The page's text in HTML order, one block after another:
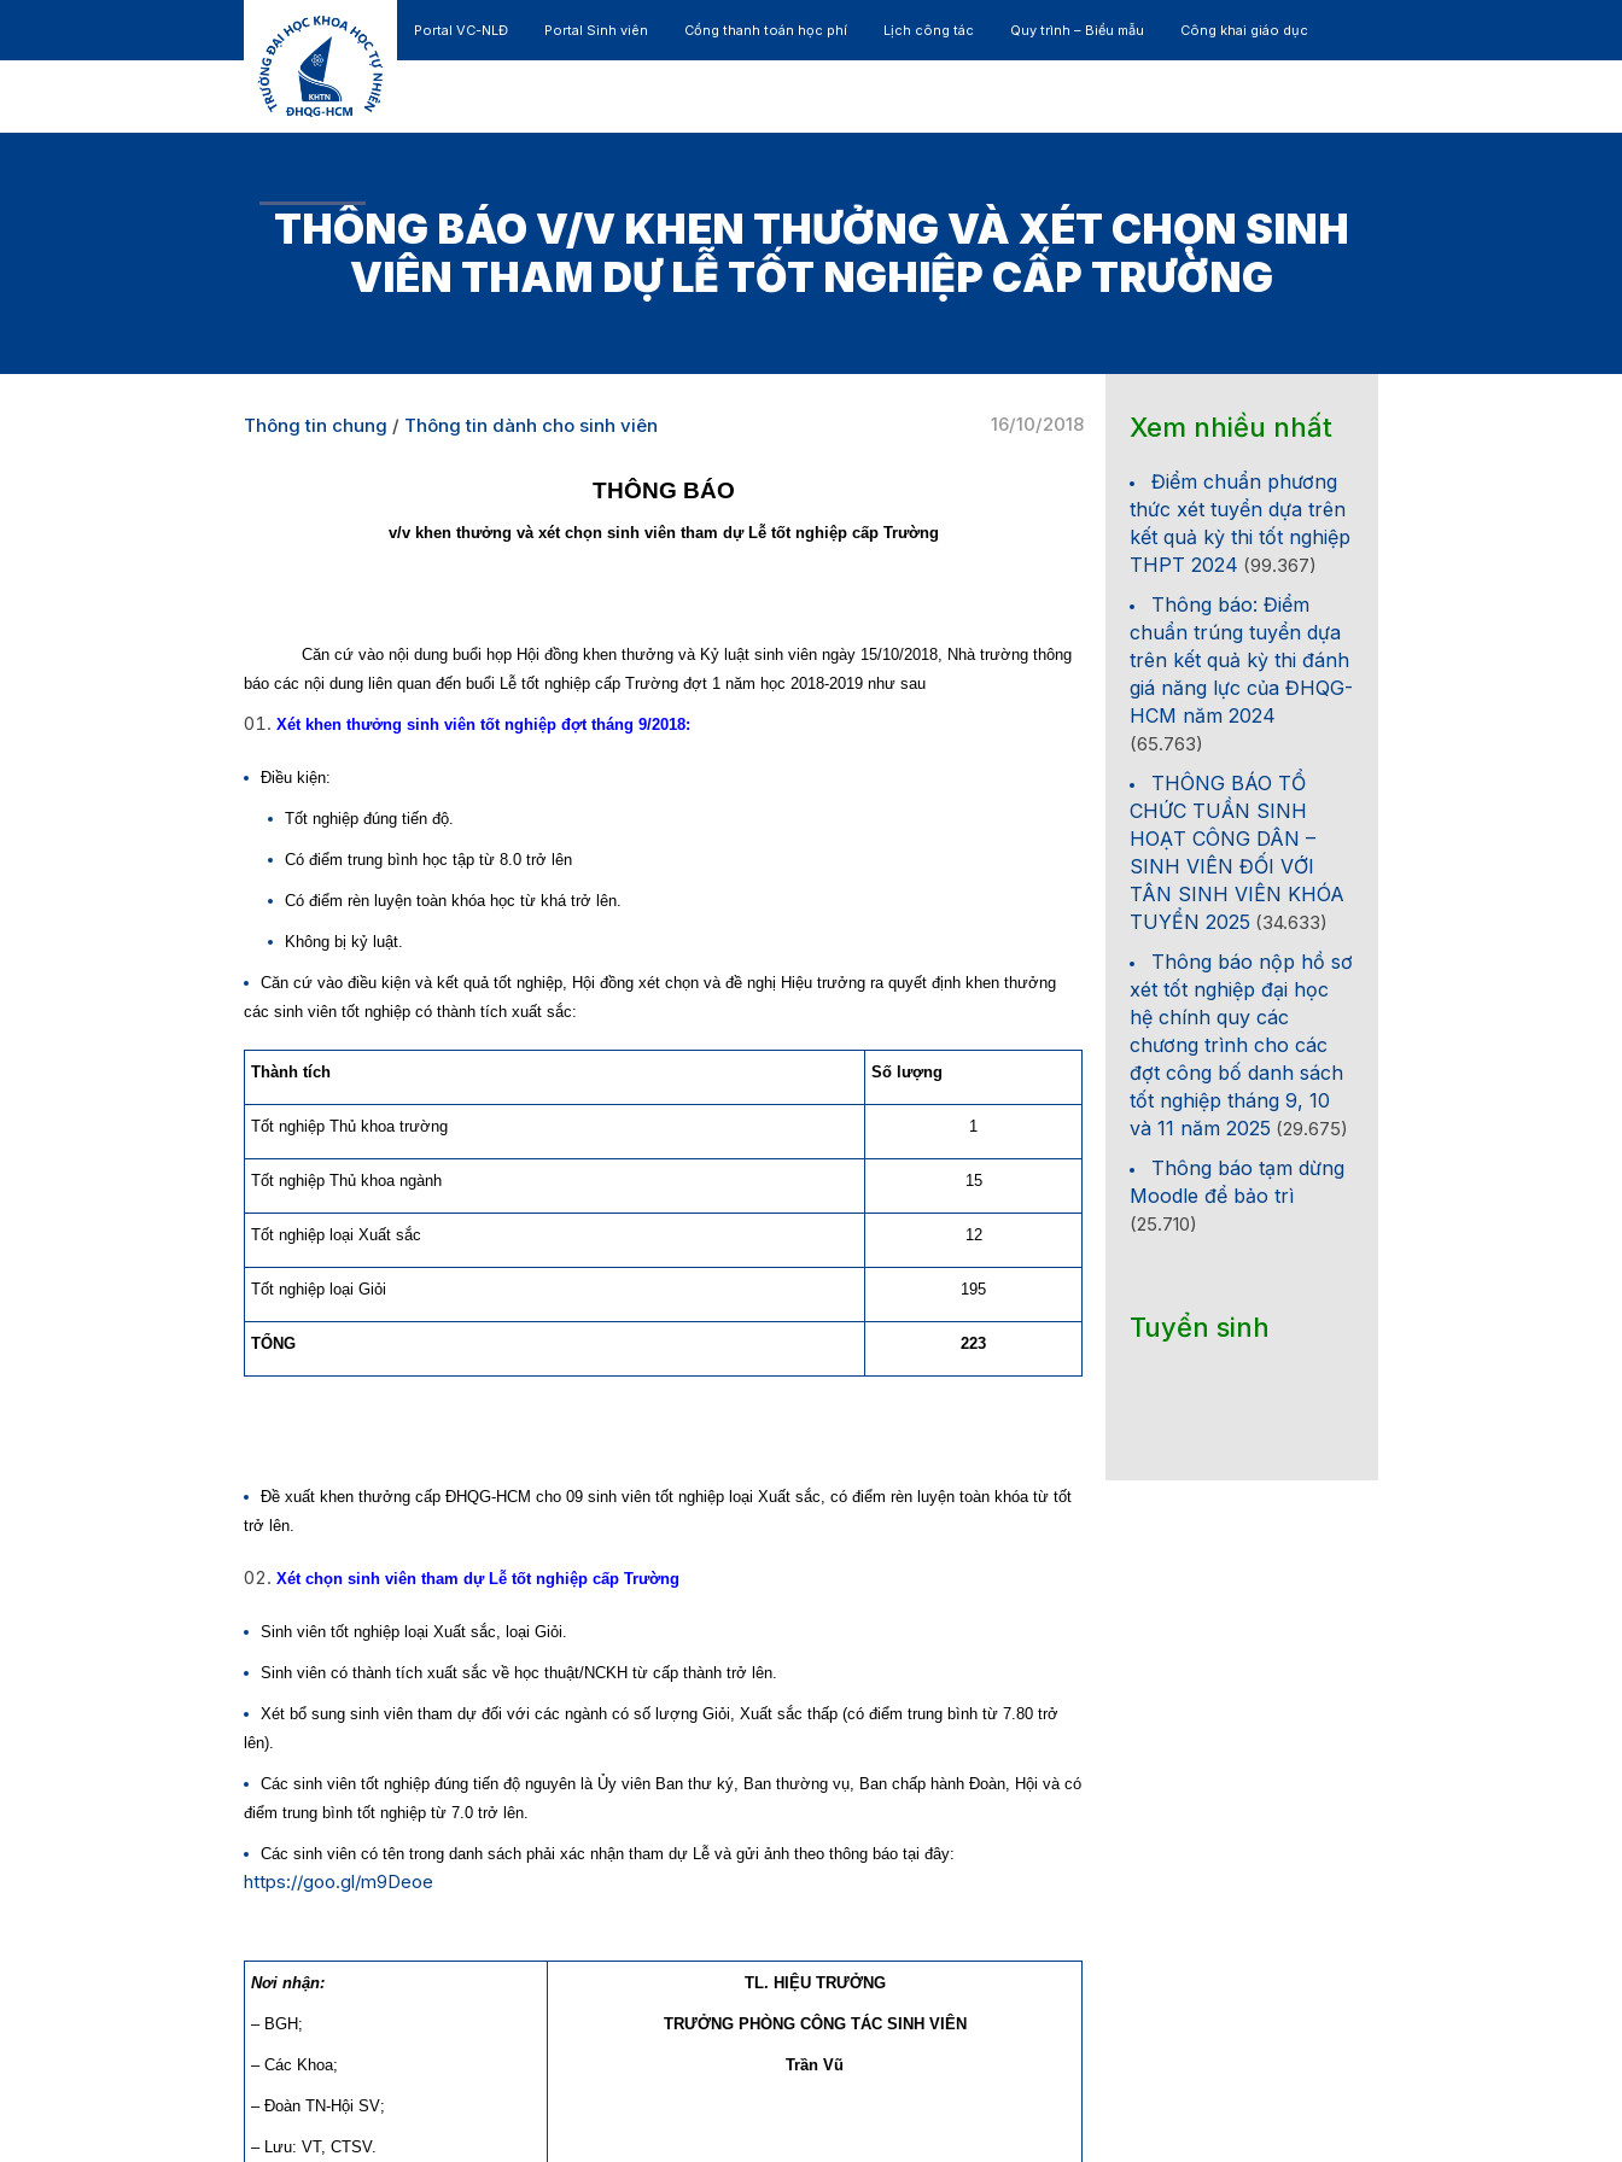
Portal VC-NLĐ Portal Sinh viên Cổng thanh toán học phí Lịch công tác Quy trình – Biểu mẫu Công khai giáo dục
THÔNG BÁO V/V KHEN THƯỞNG VÀ XÉT CHỌN SINH
VIÊN THAM DỰ LỄ TỐT NGHIỆP CẤP TRƯỜNG
16/10/2018
Thông tin chung / Thông tin dành cho sinh viên
THÔNG BÁO
v/v khen thưởng và xét chọn sinh viên tham dự Lễ tốt nghiệp cấp Trường
Căn cứ vào nội dung buổi họp Hội đồng khen thưởng và Kỷ luật sinh viên ngày 15/10/2018, Nhà trường thông
báo các nội dung liên quan đến buổi Lễ tốt nghiệp cấp Trường đợt 1 năm học 2018-2019 như sau
Xét khen thưởng sinh viên tốt nghiệp đợt tháng 9/2018:
Điều kiện:
Tốt nghiệp đúng tiến độ.
Có điểm trung bình học tập từ 8.0 trở lên
Có điểm rèn luyện toàn khóa học từ khá trở lên.
Không bị kỷ luật.
Căn cứ vào điều kiện và kết quả tốt nghiệp, Hội đồng xét chọn và đề nghị Hiệu trưởng ra quyết định khen thưởng
các sinh viên tốt nghiệp có thành tích xuất sắc:
Thành tích Số lượng
Tốt nghiệp Thủ khoa trường 1
Tốt nghiệp Thủ khoa ngành 15
Tốt nghiệp loại Xuất sắc 12
Tốt nghiệp loại Giỏi 195
TỔNG 223
Đề xuất khen thưởng cấp ĐHQG-HCM cho 09 sinh viên tốt nghiệp loại Xuất sắc, có điểm rèn luyện toàn khóa từ tốt
trở lên.
Xét chọn sinh viên tham dự Lễ tốt nghiệp cấp Trường
Sinh viên tốt nghiệp loại Xuất sắc, loại Giỏi.
Sinh viên có thành tích xuất sắc về học thuật/NCKH từ cấp thành trở lên.
Xét bổ sung sinh viên tham dự đối với các ngành có số lượng Giỏi, Xuất sắc thấp (có điểm trung bình từ 7.80 trở
lên).
Các sinh viên tốt nghiệp đúng tiến độ nguyên là Ủy viên Ban thư ký, Ban thường vụ, Ban chấp hành Đoàn, Hội và có
điểm trung bình tốt nghiệp từ 7.0 trở lên.
Các sinh viên có tên trong danh sách phải xác nhận tham dự Lễ và gửi ảnh theo thông báo tại đây:
https://goo.gl/m9Deoe
Nơi nhận:
– BGH;
– Các Khoa;
– Đoàn TN-Hội SV;
– Lưu: VT, CTSV.
TL. HIỆU TRƯỞNG
TRƯỞNG PHÒNG CÔNG TÁC SINH VIÊN
Trần Vũ
Xem nhiều nhất
Điểm chuẩn phương
thức xét tuyển dựa trên
kết quả kỳ thi tốt nghiệp
THPT 2024 (99.367)
Thông báo: Điểm
chuẩn trúng tuyển dựa
trên kết quả kỳ thi đánh
giá năng lực của ĐHQG-
HCM năm 2024
(65.763)
THÔNG BÁO TỔ
CHỨC TUẦN SINH
HOẠT CÔNG DÂN –
SINH VIÊN ĐỐI VỚI
TÂN SINH VIÊN KHÓA
TUYỂN 2025 (34.633)
Thông báo nộp hồ sơ
xét tốt nghiệp đại học
hệ chính quy các
chương trình cho các
đợt công bố danh sách
tốt nghiệp tháng 9, 10
và 11 năm 2025 (29.675)
Thông báo tạm dừng
Moodle để bảo trì
(25.710)
Tuyển sinh